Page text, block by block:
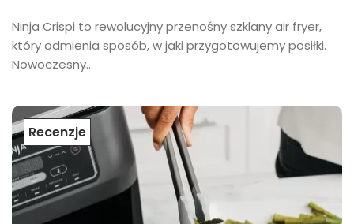
Ninja Crispi to rewolucyjny przenośny szklany air fryer,
który odmienia sposób, w jaki przygotowujemy posiłki.
Nowoczesny...
Recenzje